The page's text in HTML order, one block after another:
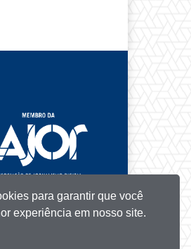
para garantir que você
experiência em nosso site.